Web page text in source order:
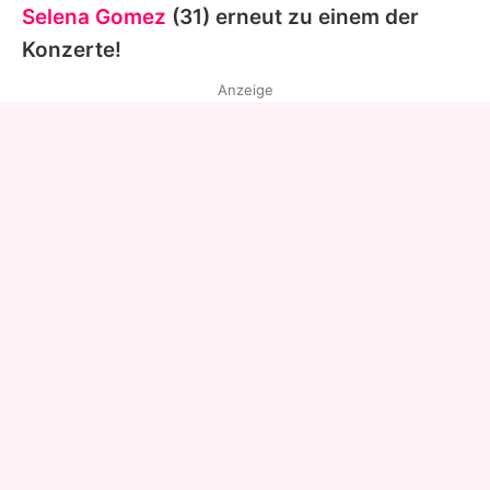
Selena Gomez (31) erneut zu einem der
Konzerte!
Anzeige